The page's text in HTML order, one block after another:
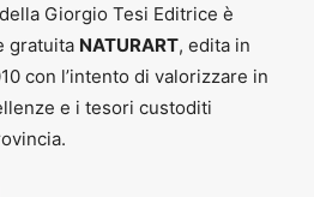
Giorgio Tesi Editrice è
gratuita NATURART, edita in
con l’intento di valorizzare in
e i tesori custoditi